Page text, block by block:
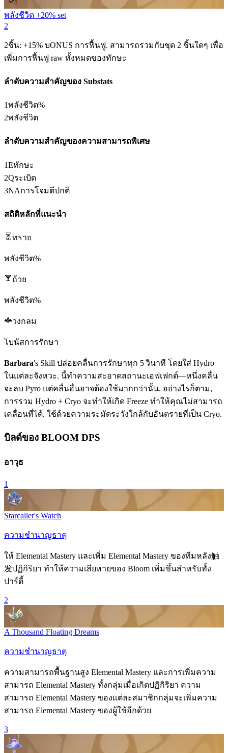
พลังชีวิต +20% set
2
2ชิ้น: +15% บONUS การฟื้นฟู. สามารถรวมกับชุด 2 ชิ้นใดๆ เพื่อ
เพิ่มการฟื้นฟู raw ทั้งหมดของทักษะ
ลำดับความสำคัญของ Substats
1พลังชีวิต%
2พลังชีวิต
ลำดับความสำคัญของความสามารถพิเศษ
1Eทักษะ
2Qระเบิด
3NAการโจมตีปกติ
สถิติหลักที่แนะนำ
ทราย
พลังชีวิต%
ถ้วย
พลังชีวิต%
วงกลม
โบนัสการรักษา
Barbara's Skill ปล่อยคลื่นการรักษาทุก 5 วินาที โดยใส่ Hydro
ในแต่ละจังหวะ. นี้ทำความสะอาดสถานะเอฟเฟกต์—หนึ่งคลื่น
จะลบ Pyro แต่คลื่นอื่นอาจต้องใช้มากกว่านั้น. อย่างไรก็ตาม,
การรวม Hydro + Cryo จะทำให้เกิด Freeze ทำให้คุณไม่สามารถ
เคลื่อนที่ได้. ใช้ด้วยความระมัดระวังใกล้กับอันตรายที่เป็น Cryo.
บิลด์ของ BLOOM DPS
อาวุธ
1
Starcaller's Watch
ความชำนาญธาตุ
ให้ Elemental Mastery และเพิ่ม Elemental Mastery ของทีมหลัง触
发ปฏิกิริยา ทำให้ความเสียหายของ Bloom เพิ่มขึ้นสำหรับทั้ง
ปาร์ตี้
2
A Thousand Floating Dreams
ความชำนาญธาตุ
ความสามารถพื้นฐานสูง Elemental Mastery และการเพิ่มความ
สามารถ Elemental Mastery ทั้งกลุ่มเมื่อเกิดปฏิกิริยา ความ
สามารถ Elemental Mastery ของแต่ละสมาชิกกลุ่มจะเพิ่มความ
สามารถ Elemental Mastery ของผู้ใช้อีกด้วย
3